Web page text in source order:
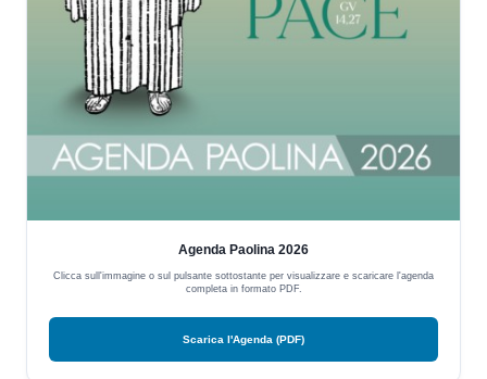
Agenda Paolina 2026
Clicca sull'immagine o sul pulsante sottostante per visualizzare e scaricare l'agenda
completa in formato PDF.
Scarica l'Agenda (PDF)